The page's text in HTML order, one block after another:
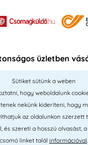
üzletben
Sütiket sütünk a weben
hogy weboldalunk
nekünk kideríteni, hogy
az oldalunkon szerzett
és szereti a hosszú olvasást,
csomó linket talál információval.